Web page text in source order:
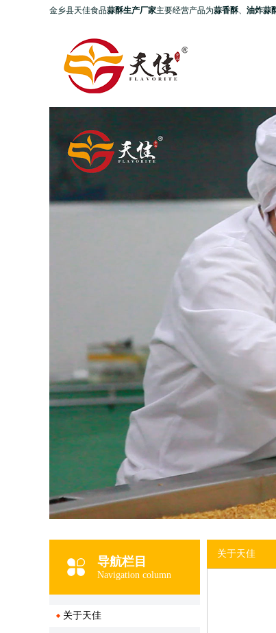
金乡县天佳食品蒜酥生产厂家主要经营产品为蒜香酥、 油炸蒜
导航栏目
Navigation column
关于天佳
关于天佳